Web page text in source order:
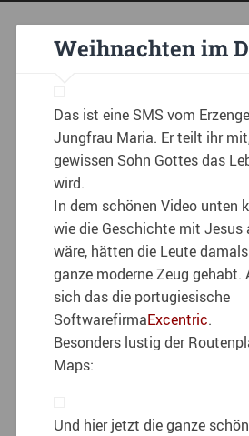
Weihnachten im
Das ist eine SMS vom
Jungfrau Maria. Er teilt ihr
gewissen Sohn Gottes das
wird.
In dem schönen Video unten
wie die Geschichte mit Jesus
wäre, hätten die Leute
ganze moderne Zeug
sich das die portugiesische
SoftwarefirmaExcentric.
Besonders lustig der
Maps:
Und hier jetzt die ganze